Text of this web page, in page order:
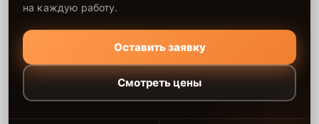
на каждую работу.
Оставить заявку
Смотреть цены